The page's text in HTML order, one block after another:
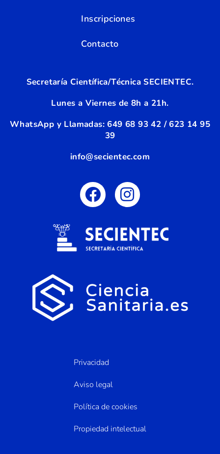
Inscripciones
Contacto
Secretaría Científica/Técnica SECIENTEC.
Lunes a Viernes de 8h a 21h.
WhatsApp y Llamadas: 649 68 93 42 / 623 14 95
39
info@secientec.com
Privacidad
Aviso legal
Política de cookies
Propiedad intelectual